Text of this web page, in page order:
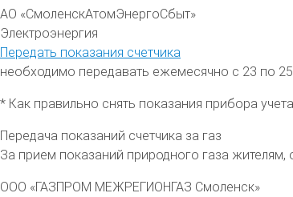
АО «СмоленскАтомЭнергоСбыт»
Электроэнергия
Передать показания счетчика
необходимо передавать ежемесячно с 23 по 25
* Как правильно снять показания прибора
Передача показаний счетчика за газ
За прием показаний природного газа
ООО «ГАЗПРОМ МЕЖРЕГИОНГАЗ Смоленск»